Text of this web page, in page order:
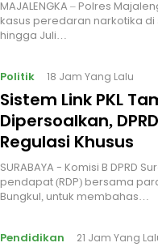
MAJALENGKA – Polres
kasus peredaran narkotika
hingga Juli…
Politik 18 Jam Yang Lalu
‎Sistem Link PKL
Dipersoalkan,
Regulasi Khusus
‎SURABAYA - Komisi B
pendapat (RDP) bersama
Bungkul, untuk membahas…
Pendidikan 21 Jam Yang